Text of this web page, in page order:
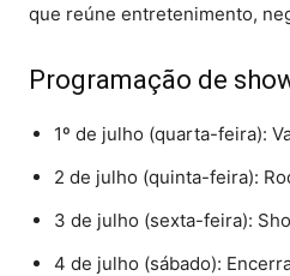
que reúne entretenimento,
Programação de
1º de julho (quarta-feira):
2 de julho (quinta-feira):
3 de julho (sexta-feira):
4 de julho (sábado):